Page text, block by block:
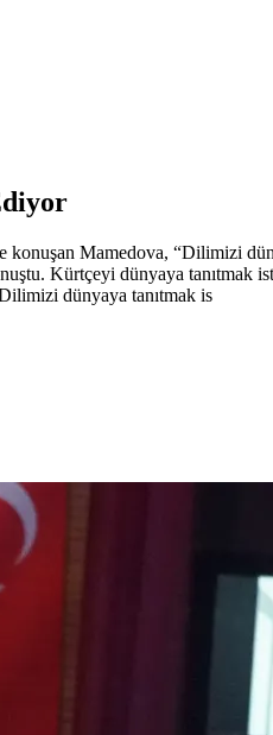
konuşan Mamedova, “Dilimizi
Kürtçeyi dünyaya
dünyaya tanıtmak is